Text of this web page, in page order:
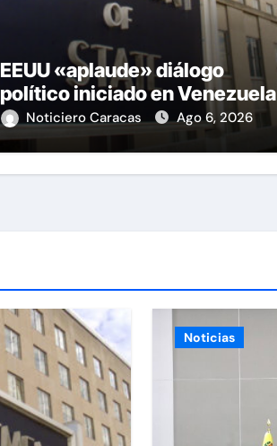
EEUU «aplaude» diálogo
político iniciado en Venezuela
Noticiero Caracas Ago 6, 2026
Noticias